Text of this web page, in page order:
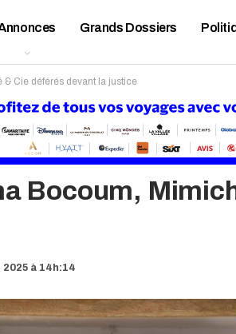
Grands Dossiers
Région
Cie déférés devant la justice
Bocoum,
à 14h:14